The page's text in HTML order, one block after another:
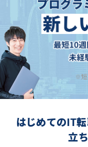
※短
はじめてのIT
立